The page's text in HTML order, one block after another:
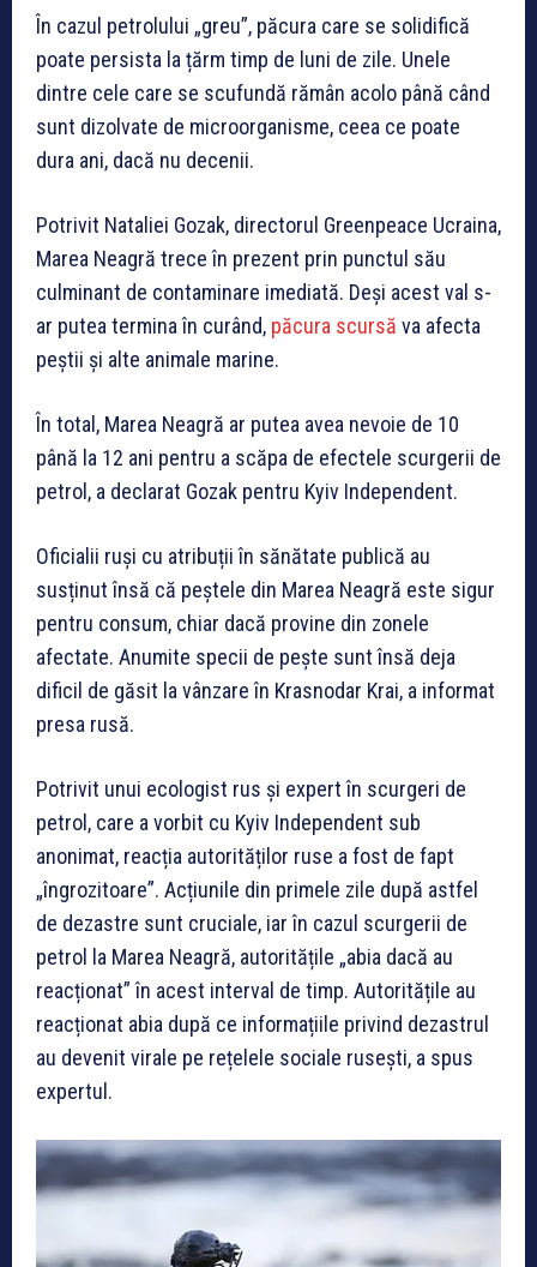
În cazul petrolului „greu”, păcura care se solidifică
poate persista la țărm timp de luni de zile. Unele
dintre cele care se scufundă rămân acolo până când
sunt dizolvate de microorganisme, ceea ce poate
dura ani, dacă nu decenii.
Potrivit Nataliei Gozak, directorul Greenpeace Ucraina,
Marea Neagră trece în prezent prin punctul său
culminant de contaminare imediată. Deși acest val s-
ar putea termina în curând, păcura scursă va afecta
peștii și alte animale marine.
În total, Marea Neagră ar putea avea nevoie de 10
până la 12 ani pentru a scăpa de efectele scurgerii de
petrol, a declarat Gozak pentru Kyiv Independent.
Oficialii ruși cu atribuții în sănătate publică au
susținut însă că peștele din Marea Neagră este sigur
pentru consum, chiar dacă provine din zonele
afectate. Anumite specii de pește sunt însă deja
dificil de găsit la vânzare în Krasnodar Krai, a informat
presa rusă.
Potrivit unui ecologist rus și expert în scurgeri de
petrol, care a vorbit cu Kyiv Independent sub
anonimat, reacția autorităților ruse a fost de fapt
„îngrozitoare”. Acțiunile din primele zile după astfel
de dezastre sunt cruciale, iar în cazul scurgerii de
petrol la Marea Neagră, autoritățile „abia dacă au
reacționat” în acest interval de timp. Autoritățile au
reacționat abia după ce informațiile privind dezastrul
au devenit virale pe rețelele sociale rusești, a spus
expertul.